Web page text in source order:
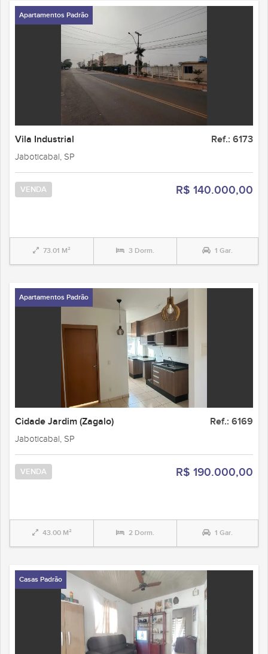
Apartamentos Padrão
Vila Industrial Ref.: 6173
Jaboticabal, SP
VENDA R$ 140.000,00
73.01 M² 3 Dorm. 1 Gar.
Apartamentos Padrão
Cidade Jardim (Zagalo) Ref.: 6169
Jaboticabal, SP
VENDA R$ 190.000,00
43.00 M² 2 Dorm. 1 Gar.
Casas Padrão